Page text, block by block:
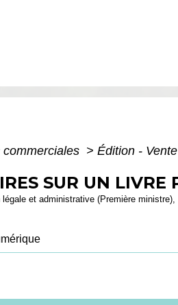
> Édition -
SUR UN LIVRE
et administrative (Première